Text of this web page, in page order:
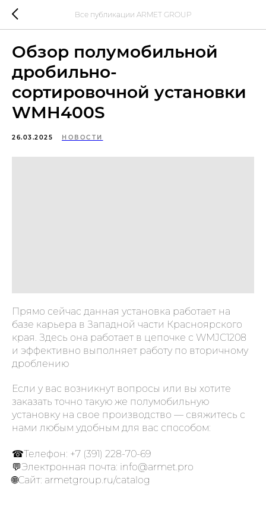
Все публикации ARMET GROUP
Обзор полумобильной
дробильно-
сортировочной установки
WMH400S
26.03.2025 НОВОСТИ
Прямо сейчас данная установка работает на
базе карьера в Западной части Красноярского
края. Здесь она работает в цепочке с WMJC1208
и эффективно выполняет работу по вторичному
дроблению
Если у вас возникнут вопросы или вы хотите
заказать точно такую же полумобильную
установку на свое производство — свяжитесь с
нами любым удобным для вас способом:
☎Телефон: +7 (391) 228-70-69
💬Электронная почта: info@armet.pro
🌐Сайт: armetgroup.ru/catalog